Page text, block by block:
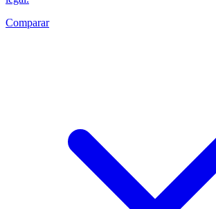
Comparar